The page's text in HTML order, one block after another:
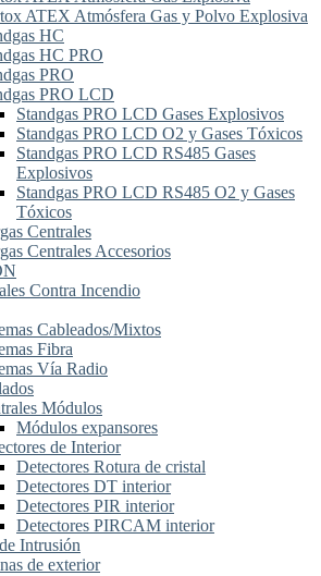
ATEX Atmósfera Gas y Polvo Explosiva
HC
HC PRO
PRO
PRO LCD
Standgas PRO LCD Gases Explosivos
Standgas PRO LCD O2 y Gases Tóxicos
Standgas PRO LCD RS485 Gases
Explosivos
Standgas PRO LCD RS485 O2 y Gases
Tóxicos
Centrales
Centrales Accesorios
Contra Incendio
Cableados/Mixtos
Fibra
Vía Radio
Módulos
Módulos expansores
de Interior
Detectores Rotura de cristal
Detectores DT interior
Detectores PIR interior
Detectores PIRCAM interior
Intrusión
de exterior